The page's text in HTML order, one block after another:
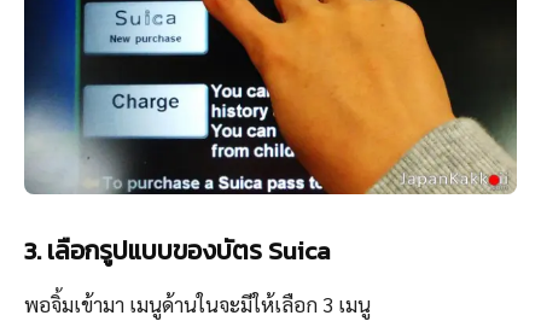
3. เลือกรูปแบบของบัตร Suica
พอจิ้มเข้ามา เมนูด้านในจะมีให้เลือก 3 เมนู